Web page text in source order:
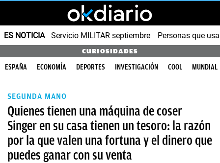
ES NOTICIA Servicio MILITAR septiembre Personas que
CURIOSIDADES
ESPAÑA ECONOMÍA DEPORTES INVESTIGACIÓN COOL MUNDIAL
SEGUNDA MANO
Quienes tienen una máquina de coser
Singer en su casa tienen un tesoro: la razón
por la que valen una fortuna y el dinero que
puedes ganar con su venta